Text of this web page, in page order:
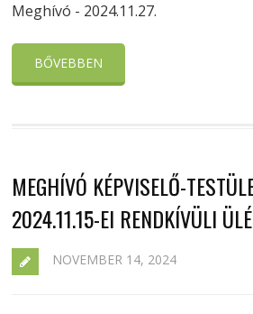
Meghívó - 2024.11.27.
BŐVEBBEN
MEGHÍVÓ KÉPVISELŐ-
2024.11.15-EI RENDKÍVÜLI
NOVEMBER 14, 2024